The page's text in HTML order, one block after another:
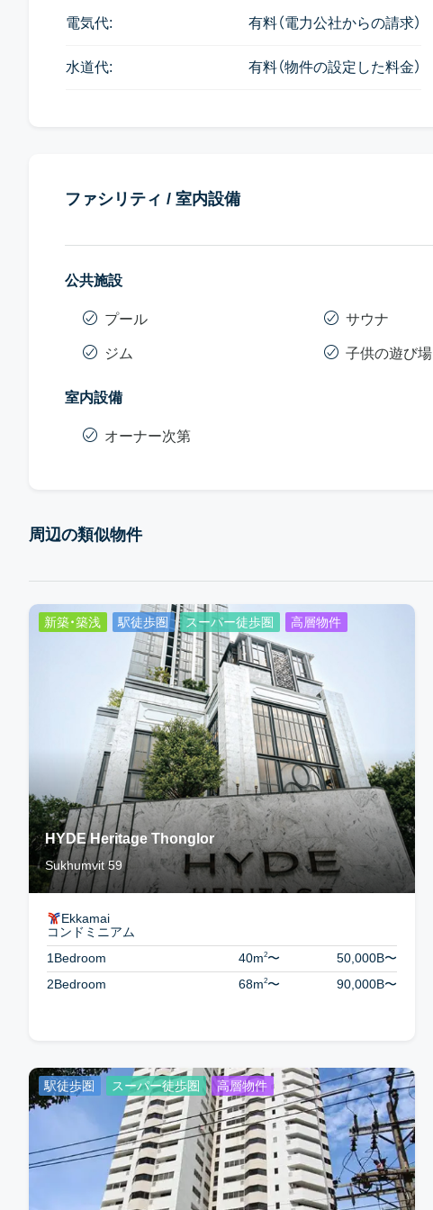
電気代: 有料（電力公社からの請求）
水道代: 有料（物件の設定した料金）
ファシリティ / 室内設備
公共施設
プール
ジム
サウナ
子供の遊び場
室内設備
オーナー次第
周辺の類似物件
新築・築浅 駅徒歩圏 スーパー徒歩圏 高層物件
HYDE Heritage Thonglor
Sukhumvit 59
Ekkamai
コンドミニアム
1Bedroom
40m2〜 50,000B〜
2Bedroom
68m2〜 90,000B〜
駅徒歩圏 スーパー徒歩圏 高層物件